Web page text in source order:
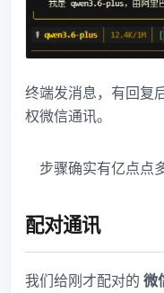
终端发消息，有回复
权微信通讯。
步骤确实有亿点点
配对通讯
我们给刚才配对的 微